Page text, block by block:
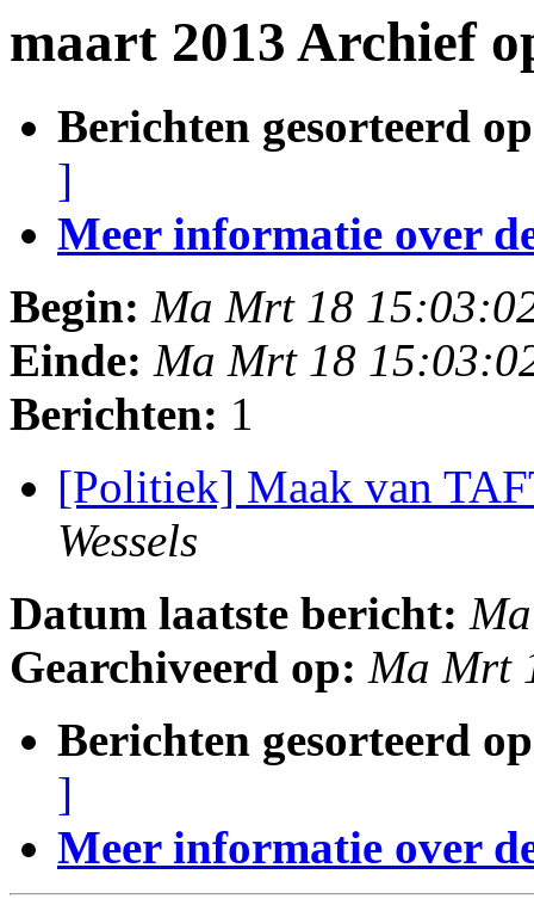
maart 2013 Archief
Berichten gesorteerd
]
Meer informatie over
Begin: Ma Mrt 18
Einde: Ma Mrt 18
Berichten: 1
[Politiek] Maak van
Wessels
Datum laatste bericht:
Gearchiveerd op: Ma Mrt
Berichten gesorteerd
]
Meer informatie over